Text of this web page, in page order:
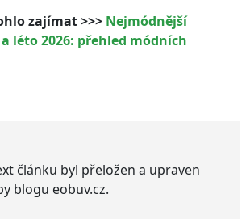
zajímat >>> Nejmódnější
léto 2026: přehled módních
článku byl přeložen a upraven
blogu eobuv.cz.